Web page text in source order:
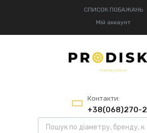
СПИСОК ПОБАЖАНЬ
Мій аккаунт
Контакти:
+38(068)270-
+38(095)834-
Пошук товарів